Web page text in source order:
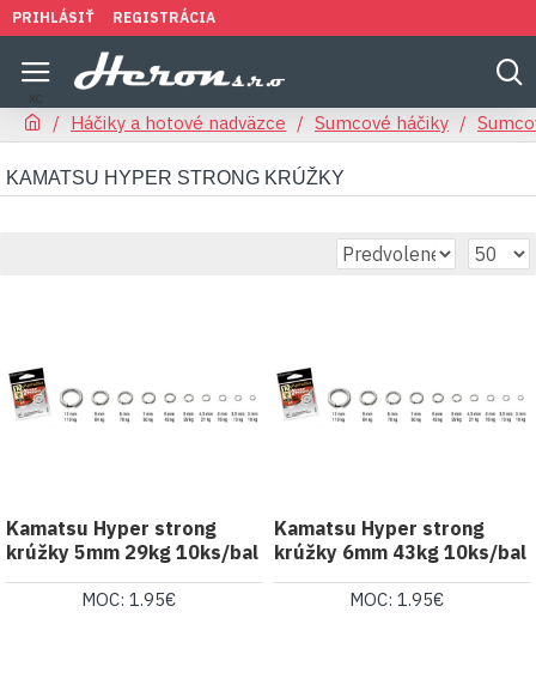
PRIHLÁSIŤ REGISTRÁCIA
Háčiky a hotové nadväzce Sumcové háčiky
KAMATSU HYPER STRONG KRÚŽKY
Kamatsu Hyper strong
krúžky 5mm 29kg 10ks/bal
MOC: 1.95€
Kamatsu Hyper strong
krúžky 6mm 43kg 10ks/bal
MOC: 1.95€